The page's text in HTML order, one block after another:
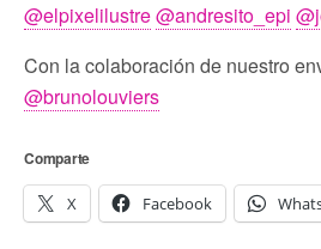
@elpixelilustre@andresito_epi
Con la colaboración de nuestro
@brunolouviers
Comparte
X Facebook